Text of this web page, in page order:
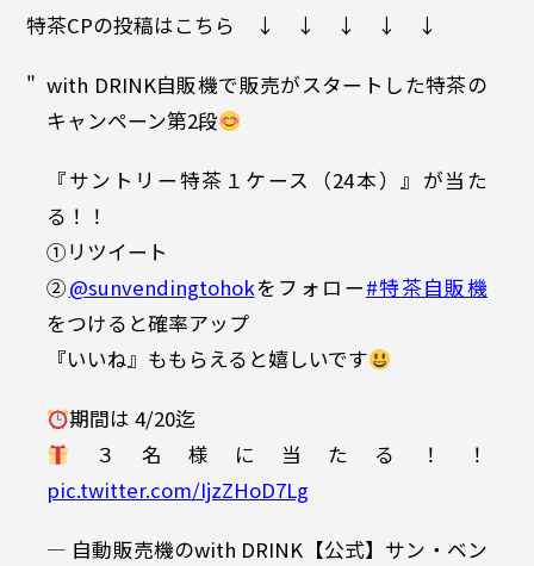
特茶CPの投稿はこちら ↓ ↓ ↓ ↓ ↓
with DRINK自販機で販売がスタートした特茶の
キャンペーン第2段
『サントリー特茶１ケース（24本）』が当た
る！！
①リツイート
②@sunvendingtohokをフォロー#特茶自販機
をつけると確率アップ
『いいね』ももらえると嬉しいです
期間は 4/20迄
３名様に当たる！！
pic.twitter.com/IjzZHoD7Lg
— 自動販売機のwith DRINK【公式】サン・ベン